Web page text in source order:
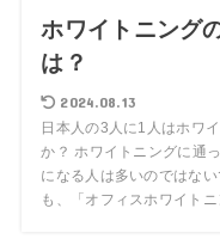
ホワイトニング
は？
2024.08.13
日本人の3人に1人はホワ
か？ ホワイトニングに通
になる人は多いのではな
も、「オフィスホワイトニ